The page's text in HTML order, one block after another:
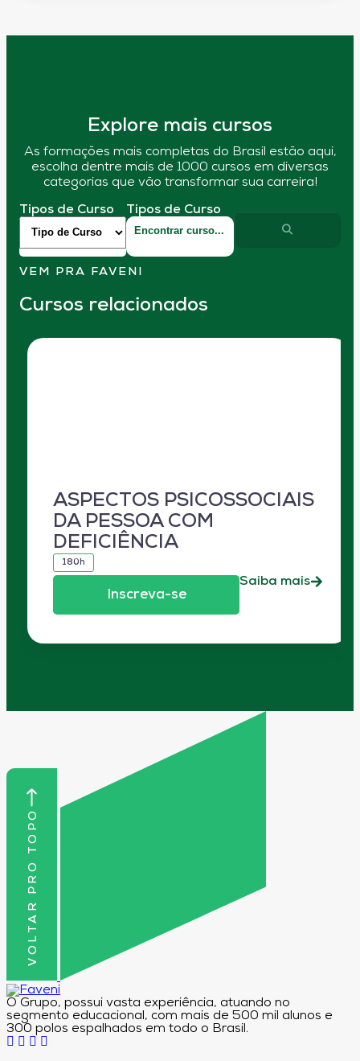
Explore mais cursos
As formações mais completas do Brasil estão aqui,
escolha dentre mais de 1000 cursos em diversas
categorias que vão transformar sua carreira!
Tipos de Curso Tipos de Curso
VEM PRA FAVENI
Cursos relacionados
ASPECTOS PSICOSSOCIAIS
DA PESSOA COM
DEFICIÊNCIA
180h
Inscreva-se
Saiba mais
VOLTAR PRO TOPO
O Grupo, possui vasta experiência, atuando no
segmento educacional, com mais de 500 mil alunos e
300 polos espalhados em todo o Brasil.